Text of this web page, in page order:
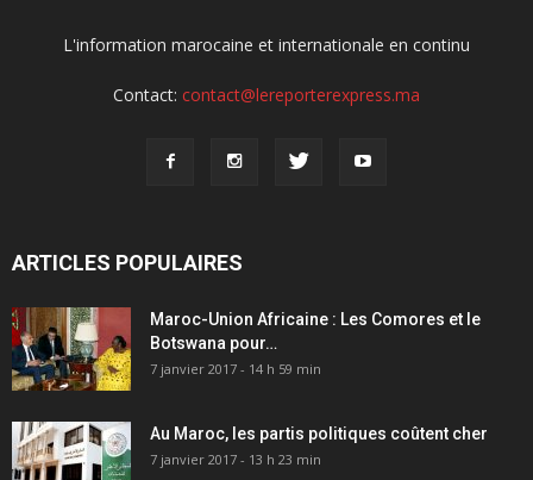
L'information marocaine et internationale en continu
Contact: contact@lereporterexpress.ma
ARTICLES POPULAIRES
Maroc-Union Africaine : Les Comores et le
Botswana pour…
7 janvier 2017 - 14 h 59 min
Au Maroc, les partis politiques coûtent cher
7 janvier 2017 - 13 h 23 min